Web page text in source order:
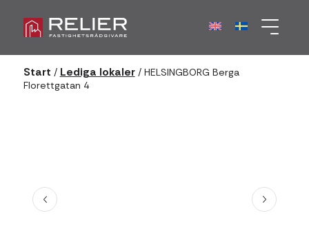
Start / Lediga lokaler/ HELSINGBORG Berga
Florettgatan 4